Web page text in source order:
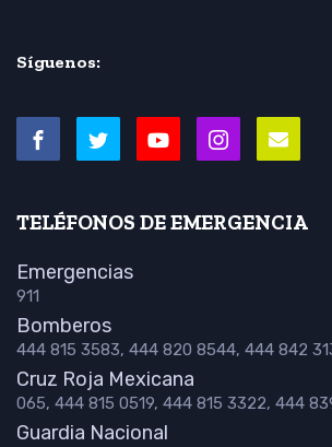
Síguenos:
TELÉFONOS DE EMERGENCIA
Emergencias
911
Bomberos
444 815 3583, 444 820 8544, 444 842
Cruz Roja Mexicana
065, 444 815 0519, 444 815 3322, 444
Guardia Nacional